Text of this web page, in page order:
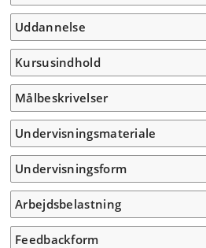
Uddannelse
Kursusindhold
Målbeskrivelser
Undervisningsmateriale
Undervisningsform
Arbejdsbelastning
Feedbackform